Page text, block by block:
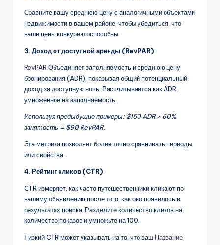
Сравните вашу среднюю цену с аналогичными объектами
недвижимости в вашем районе, чтобы убедиться, что
ваши цены конкурентоспособны.
3. Доход от доступной аренды (RevPAR)
RevPAR Объединяет заполняемость и среднюю цену
бронирования (ADR), показывая общий потенциальный
доход за доступную ночь. Рассчитывается как ADR,
умноженное на заполняемость.
Используя предыдущие примеры: $150 ADR × 60%
занятость = $90 RevPAR.
Эта метрика позволяет более точно сравнивать периоды
или свойства.
4. Рейтинг кликов (CTR)
CTR измеряет, как часто путешественники кликают по
вашему объявлению после того, как оно появилось в
результатах поиска. Разделите количество кликов на
количество показов и умножьте на 100.
Низкий CTR может указывать на то, что ваш Название